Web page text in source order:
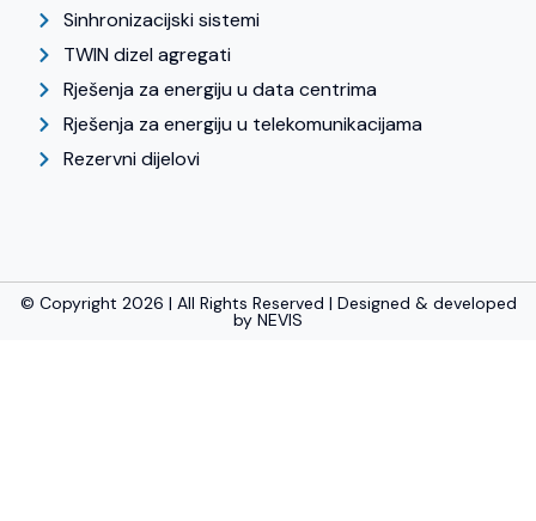
Sinhronizacijski sistemi
TWIN dizel agregati
Rješenja za energiju u data centrima
Rješenja za energiju u telekomunikacijama
Rezervni dijelovi
© Copyright 2026 | All Rights Reserved | Designed & developed
by NEVIS